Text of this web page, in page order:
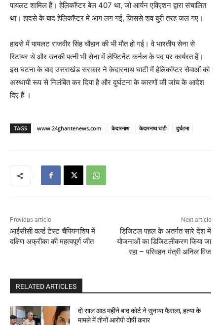
पायलट शामिल हैं। हेलिकॉप्टर बेल 407 था, जो आर्यन एविएशन द्वारा संचालित
था। हादसे के बाद हेलिकॉप्टर में आग लग गई, जिससे शव बुरी तरह जल गए।
हादसे में पायलट राजवीर सिंह चौहान की भी मौत हो गई। वे भारतीय सेना से
रिटायर थे और उनकी पत्नी भी सेना में लेफ्टिनेंट कर्नल के पद पर कार्यरत हैं।
इस घटना के बाद उत्तराखंड सरकार ने केदारनाथ घाटी में हेलिकॉप्टर सेवाओं को
अस्थायी रूप से निलंबित कर दिया है और दुर्घटना के कारणों की जांच के आदेश
दिए हैं।
TAGS www.24ghantenews.com केदारनाथ केदारनाथ घाटी दुर्घटना
Previous article
आईसीसी वर्ल्ड टेस्ट चैंपियनशिप में
दक्षिण अफ्रीका की महत्वपूर्ण जीत
Next article
डिजिटल पहल के अंतर्गत सारे देश में
योजनाओं का डिजिटलीकरण किया जा
रहा – परिवहन मंत्री अनिल विज
RELATED ARTICLES
दो साल आठ महीने बाद कोर्ट ने सुनाया फैसला, हत्या के
मामले में तीनों आरोपी दोषी करार